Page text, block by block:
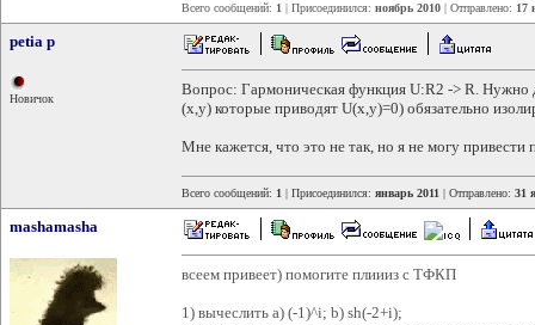
Всего сообщений: 1 | Присоединился: ноябрь 2010 | Отправлено: 17
petia p
Новичок
Вопрос: Гармоническая функция U:R2 -> R. Нужно
(x,y) которые приводят U(x,y)=0) обязательно
Мне кажется, что это не так, но я не могу привести
Всего сообщений: 1 | Присоединился: январь 2011 | Отправлено: 31
mashamasha
всеем привеет) помогите плиииз с ТФКП
1) вычеслить a) (-1)^i; b) sh(-2+i);